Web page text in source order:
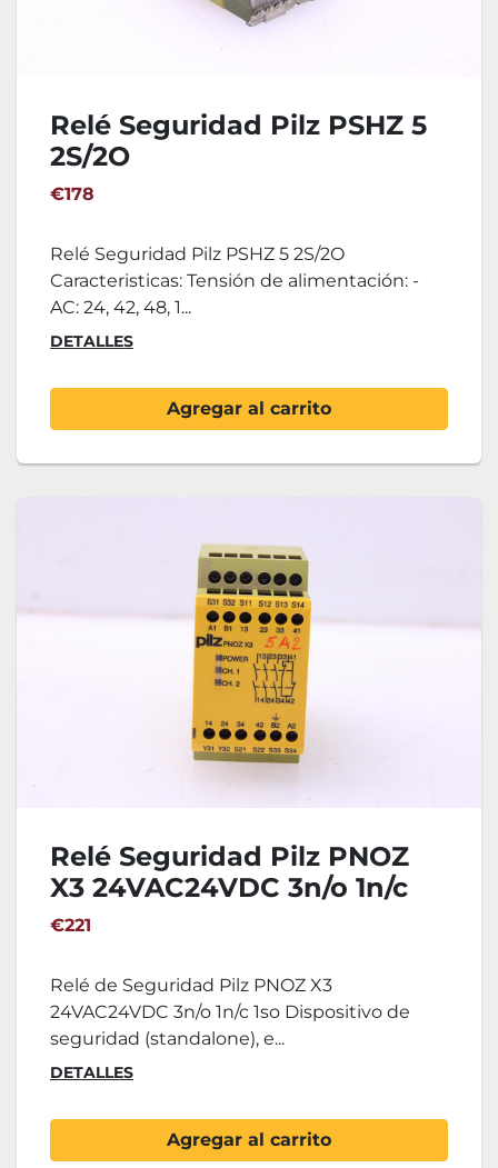
Relé Seguridad Pilz PSHZ 5
2S/2O
€178
Relé Seguridad Pilz PSHZ 5 2S/2O
Caracteristicas: Tensión de alimentación: -
AC: 24, 42, 48, 1...
DETALLES
Agregar al carrito
Relé Seguridad Pilz PNOZ
X3 24VAC24VDC 3n/o 1n/c
1so
€221
Relé de Seguridad Pilz PNOZ X3
24VAC24VDC 3n/o 1n/c 1so Dispositivo de
seguridad (standalone), e...
DETALLES
Agregar al carrito